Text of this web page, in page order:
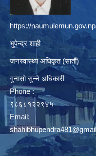
https://
भुपेन्द्र शाही
जनस्वास्थ्य अधिकृत (सातौं)
गुनासो सुन्ने अधिकारी
Phone :
९८६८१२२९४५
Email: